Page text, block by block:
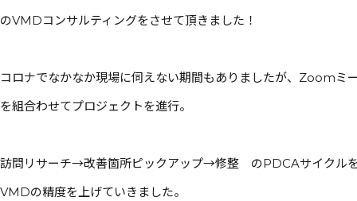
のVMDコンサルティングをさせて頂きました！
コロナでなかなか現場に伺えない期間もありましたが、Zoomミ
を組合わせてプロジェクトを進行。
訪問リサーチ→改善箇所ピックアップ→修整 のPDCAサイクルを
VMDの精度を上げていきました。